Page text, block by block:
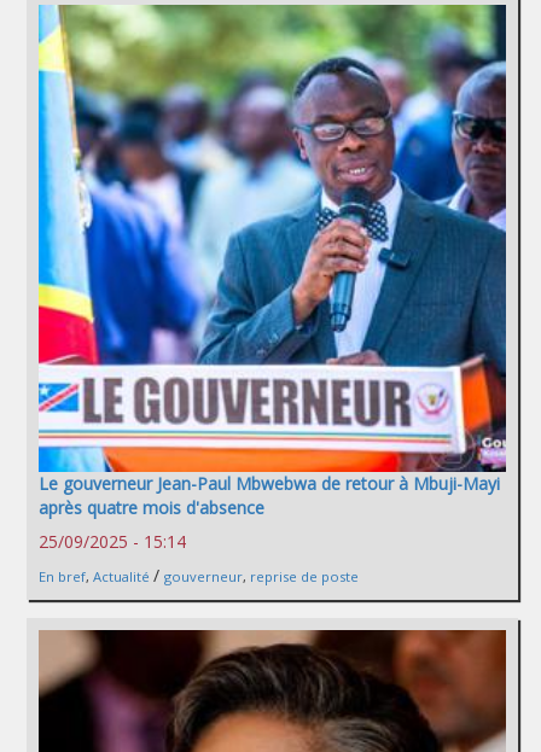
Le gouverneur Jean-Paul Mbwebwa de retour à Mbuji-Mayi
après quatre mois d'absence
25/09/2025 - 15:14
En bref, Actualité / gouverneur, reprise de poste